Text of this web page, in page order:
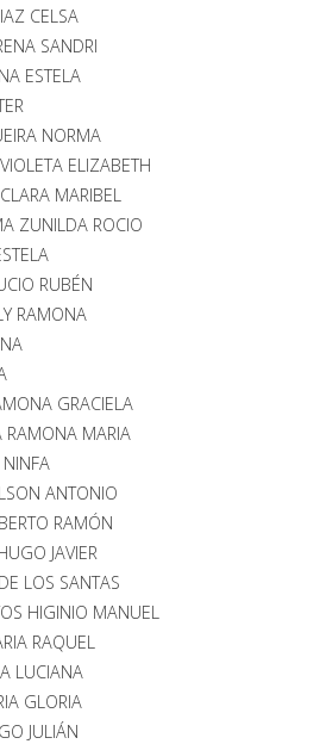
CELSA
SANDRI
ESTELA
NORMA
ELIZABETH
MARIBEL
ZUNILDA ROCIO
RUBÉN
RAMONA
GRACIELA
RAMONA MARIA
NINFA
ANTONIO
RAMÓN
JAVIER
LOS SANTAS
HIGINIO MANUEL
RAQUEL
LUCIANA
GLORIA
JULIÁN